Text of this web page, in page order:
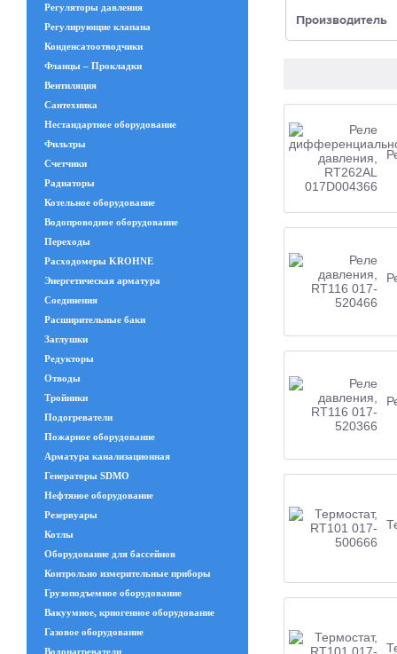
Регуляторы давления
Регулирующие клапана
Конденсатоотводчики
Фланцы – Прокладки
Вентиляция
Сантехника
Нестандартное оборудование
Фильтры
Счетчики
Радиаторы
Котельное оборудование
Водопроводное оборудование
Переходы
Расходомеры KROHNE
Энергетическая арматура
Соединения
Расширительные баки
Заглушки
Редукторы
Отводы
Тройники
Подогреватели
Пожарное оборудование
Арматура канализационная
Генераторы SDMO
Нефтяное оборудование
Резервуары
Котлы
Оборудование для бассейнов
Контрольно измерительные приборы
Грузоподъемное оборудование
Вакуумное, криогенное оборудование
Газовое оборудование
Водонагреватели
Производитель